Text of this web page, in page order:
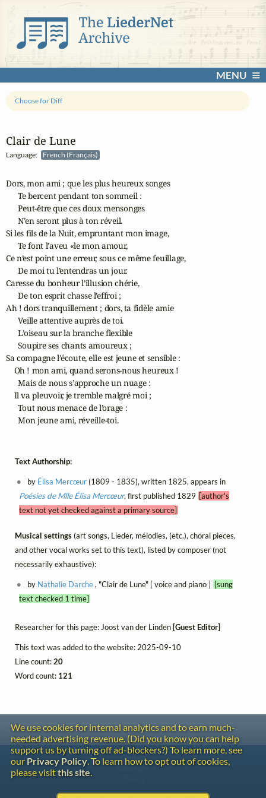
MENU
Clair de Lune
Language: French (Français)
Choose for Diff
Dors, mon ami ; que les plus heureux songes
      Te bercent pendant ton sommeil :
      Peut-être que ces doux mensonges
      N’en seront plus à ton réveil.
Si les ﬁls de la Nuit, empruntant mon image,
      Te font l’aveu «le mon amour,
Ce n’est point une erreur, sous ce même feuillage,
      De moi tu l’entendras un jour.
Caresse du bonheur l’illusion chérie,
      De ton esprit chasse l’effroi ;
Ah ! dors tranquillement ; dors, ta fidèle amie
      Veille attentive auprès de toi.
      L’oiseau sur la branche flexible
      Soupire ses chants amoureux ;
Sa compagne l’écoute, elle est jeune et sensible :
    Oh ! mon ami, quand serons-nous heureux !
      Mais de nous s’approche un nuage :
    Il va pleuvoir, je tremble malgré moi ;
      Tout nous menace de l’orage :
      Mon jeune ami, réveille-toi.
Text Authorship:
by Élisa Mercœur(1809 - 1835), written 1825, appears in
Poésies de Mlle Élisa Mercœur, first published 1829 [author's
text not yet checked against a primary source]
Musical settings(art songs, Lieder, mélodies, (etc.), choral pieces,
and other vocal works set to this text), listed by composer (not
necessarily exhaustive):
by Nathalie Darche, "Clair de Lune" [ voice and piano ]
[sung
text checked 1 time]
Researcher for this page: Joost van der Linden [Guest Editor]
This text was added to the website: 2025-09-10
Line count:20
Word count: 121
We use cookies for internal analytics and to earn much-
needed advertising revenue. (Did you know you can help
support us by turning off ad-blockers?) To learn more, see
our Privacy Policy. To learn how to opt out of cookies,
please visitthis site.
Contact